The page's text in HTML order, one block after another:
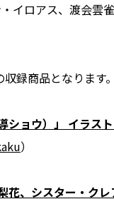
イロアス、渡会雲雀
録商品となります。
ョウ）」 イラス
）
、シスター・ク